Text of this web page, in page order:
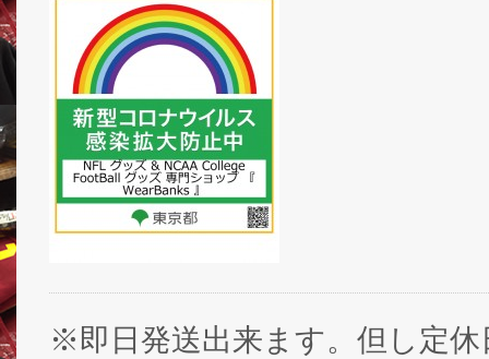
※即日発送出来ます。但し定休